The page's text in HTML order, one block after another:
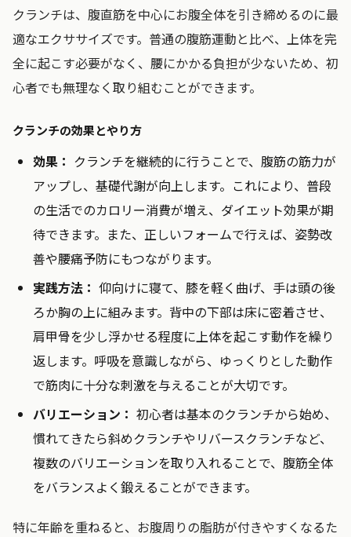
クランチは、腹直筋を中心にお腹全体を引き締めるのに最
適なエクササイズです。普通の腹筋運動と比べ、上体を完
全に起こす必要がなく、腰にかかる負担が少ないため、初
心者でも無理なく取り組むことができます。
クランチの効果とやり方
効果： クランチを継続的に行うことで、腹筋の筋力が
アップし、基礎代謝が向上します。これにより、普段
の生活でのカロリー消費が増え、ダイエット効果が期
待できます。また、正しいフォームで行えば、姿勢改
善や腰痛予防にもつながります。
実践方法： 仰向けに寝て、膝を軽く曲げ、手は頭の後
ろか胸の上に組みます。背中の下部は床に密着させ、
肩甲骨を少し浮かせる程度に上体を起こす動作を繰り
返します。呼吸を意識しながら、ゆっくりとした動作
で筋肉に十分な刺激を与えることが大切です。
バリエーション： 初心者は基本のクランチから始め、
慣れてきたら斜めクランチやリバースクランチなど、
複数のバリエーションを取り入れることで、腹筋全体
をバランスよく鍛えることができます。
特に年齢を重ねると、お腹周りの脂肪が付きやすくなるた